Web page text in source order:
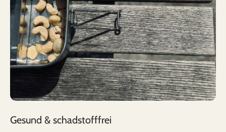
Gesund & schadstofffrei